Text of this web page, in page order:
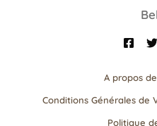
A propos
Conditions Générales de
Politique